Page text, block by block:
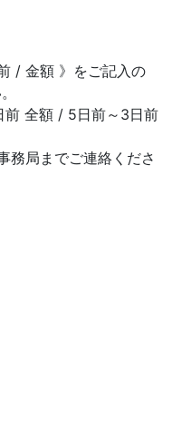
/ 金額 》をご記入の
前 全額 / 5日前～3日前
務局までご連絡くださ